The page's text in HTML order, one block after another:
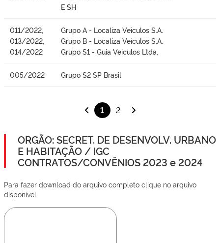
E SH
011/2022,
013/2022,
014/2022
Grupo A - Localiza Veiculos S.A.
Grupo B - Localiza Veículos S.A.
Grupo S1 - Guia Veiculos Ltda.
005/2022 Grupo S2 SP Brasil
1 2
ORGÃO: SECRET. DE DESENVOLV. URBANO
E HABITAÇÃO / IGC
CONTRATOS/CONVÊNIOS 2023 e 2024
Para fazer download do arquivo completo clique no arquivo
disponível